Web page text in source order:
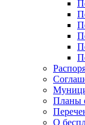
Планы
О